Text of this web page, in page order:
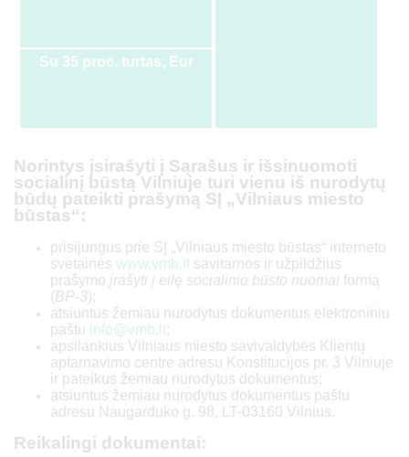
Su 35 proc. turtas, Eur
Su 50 proc. pajamos, Eur
Su 50 proc. turtas, Eur
1
8 096
Norintys įsirašyti į Sąrašus ir išsinuomoti
socialinį būstą Vilniuje turi vienu iš nurodytų
būdų pateikti prašymą SĮ „Vilniaus miesto
būstas“:
prisijungus prie SĮ „Vilniaus miesto būstas“ interneto
svetainės www.vmb.lt savitarnos ir užpildžius
prašymo įrašyti į eilę socialinio būsto nuomai formą
(BP-3);
atsiuntus žemiau nurodytus dokumentus elektroniniu
paštu info@vmb.lt;
apsilankius Vilniaus miesto savivaldybės Klientų
aptarnavimo centre adresu Konstitucijos pr. 3 Vilniuje
ir pateikus žemiau nurodytus dokumentus;
atsiuntus žemiau nurodytus dokumentus paštu
adresu Naugarduko g. 98, LT-03160 Vilnius.
Reikalingi dokumentai: